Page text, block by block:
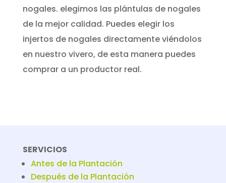
nogales. elegimos las plántulas de nogales
de la mejor calidad. Puedes elegir los
injertos de nogales directamente viéndolos
en nuestro vivero, de esta manera puedes
comprar a un productor real.
SERVICIOS
Antes de la Plantación
Después de la Plantación